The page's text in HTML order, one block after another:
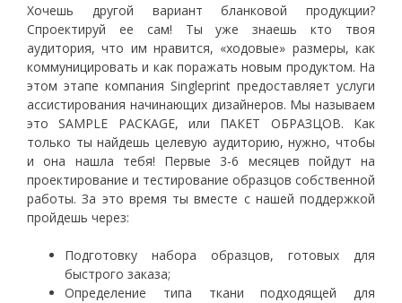
Хочешь другой вариант бланковой продукции?
Спроектируй ее сам! Ты уже знаешь кто твоя
аудитория, что им нравится, «ходовые» размеры, как
коммуницировать и как поражать новым продуктом. На
этом этапе компания Singleprint предоставляет услуги
ассистирования начинающих дизайнеров. Мы называем
это SAMPLE PACKAGE, или ПАКЕТ ОБРАЗЦОВ. Как
только ты найдешь целевую аудиторию, нужно, чтобы
и она нашла тебя! Первые 3-6 месяцев пойдут на
проектирование и тестирование образцов собственной
работы. За это время ты вместе с нашей поддержкой
пройдешь через:
Подготовку набора образцов, готовых для
быстрого заказа;
Определение типа ткани подходящей для